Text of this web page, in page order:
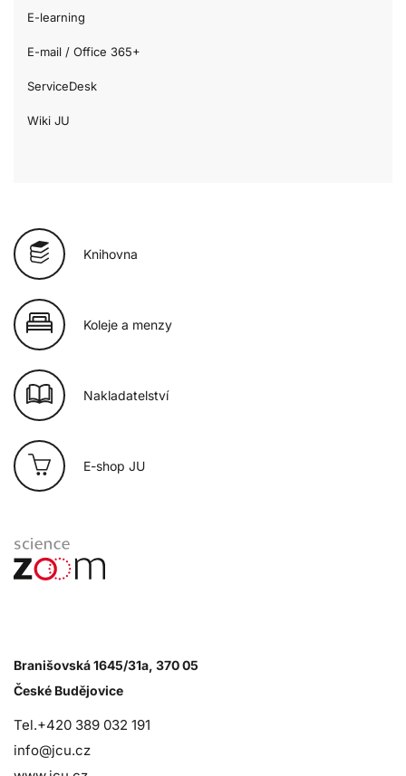
E-learning
E-mail / Office 365+
ServiceDesk
Wiki JU
Knihovna
Koleje a menzy
Nakladatelství
E-shop JU
Branišovská 1645/31a, 370 05
České Budějovice
Tel.+420 389 032 191
info@jcu.cz